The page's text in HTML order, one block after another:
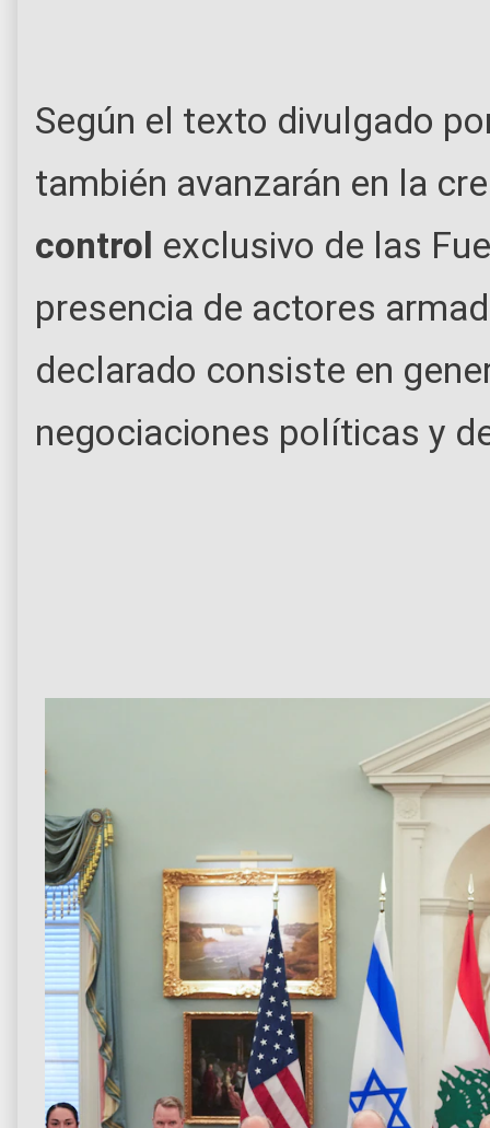
Según el texto divulgado
también avanzarán en la
control exclusivo de las
presencia de actores
declarado consiste en
negociaciones políticas y